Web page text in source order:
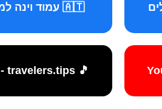
🇦🇹 עמוד וינה למטיילים
🎵 TikTok - travelers.tips